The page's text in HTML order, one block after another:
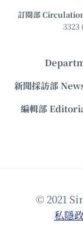
訂閱部
3323
新聞採訪部
編輯部
© 2021
私隱